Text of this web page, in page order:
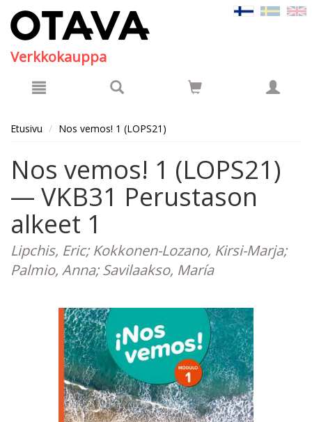
Verkkokauppa
Etusivu Nos vemos! 1 (LOPS21)
Nos vemos! 1 (LOPS21)
— VKB31 Perustason
alkeet 1
Lipchis, Eric; Kokkonen-Lozano, Kirsi-Marja;
Palmio, Anna; Savilaakso, María